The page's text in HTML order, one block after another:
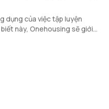
dụng của việc tập luyện
này, Onehousing sẽ giới
kick boxing, đồng thời
luyện uy tín tại Vinhomes